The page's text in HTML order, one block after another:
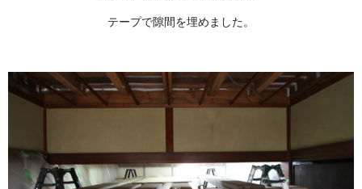
テープで隙間を埋めました。